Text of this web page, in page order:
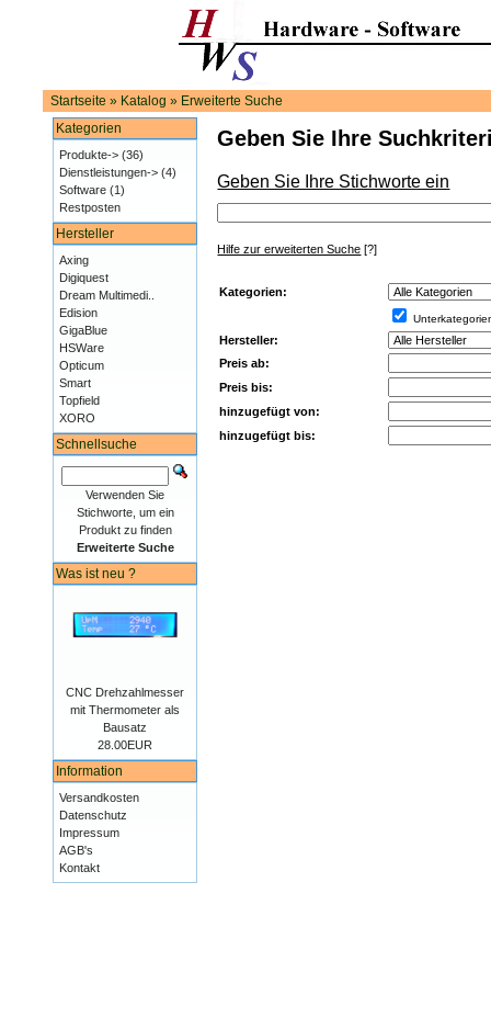
Startseite » Katalog » Erweiterte Suche
Geben Sie Ihre
Geben Sie Ihre Stichworte ein
Hilfe zur erweiterten Suche [?]
Kategorien:
Hersteller:
Preis ab:
Preis bis:
hinzugefügt von:
hinzugefügt bis:
Kategorien
Produkte-> (36)
Dienstleistungen-> (4)
Software (1)
Restposten
Hersteller
Axing
Digiquest
Dream Multimedi..
Edision
GigaBlue
HSWare
Opticum
Smart
Topfield
XORO
Schnellsuche
Verwenden Sie
Stichworte, um ein
Produkt zu finden
Erweiterte Suche
Was ist neu ?
CNC Drehzahlmesser
mit Thermometer als
Bausatz
28.00EUR
Information
Versandkosten
Datenschutz
Impressum
AGB's
Kontakt